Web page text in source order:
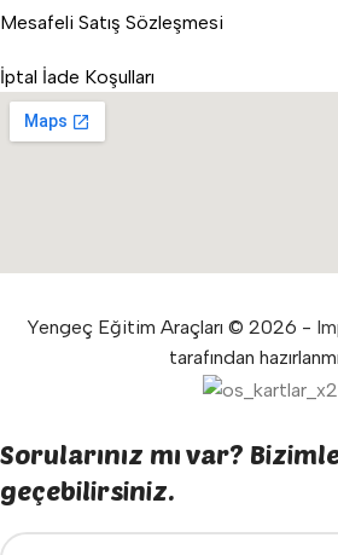
Mesafeli Satış Sözleşmesi
İptal İade Koşulları
Yengeç Eğitim Araçları © 2026 -
tarafından
Sorularınız mı var?
geçebilirsiniz.